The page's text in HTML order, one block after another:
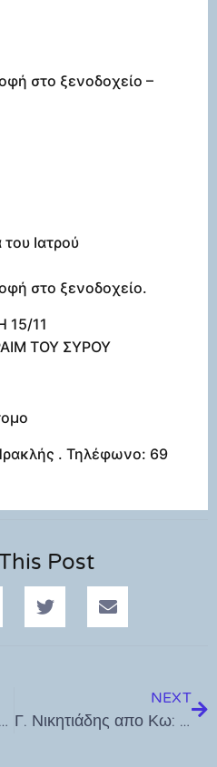
στο ξενοδοχείο –
Ιατρού
στο ξενοδοχείο.
15/11
ΤΟΥ ΣΥΡΟΥ
. Τηλέφωνο: 69
Post
35οι Αιγαιοπελαγίτικοι Αγώνες: Η γιορτή του αθλητισμού στη Λέρο ξεκίνησε με ρεκόρ συμμετοχών
NEXT
Γ. Νικητιάδης απο Κω: Ξεκινάμε δυνατά για την αλλαγή πορείας της χώρας